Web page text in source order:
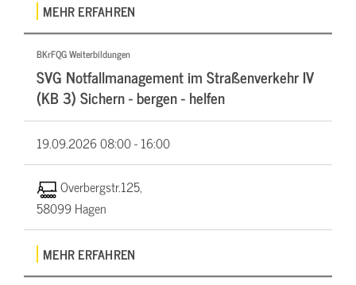
MEHR ERFAHREN
BKrFQG Weiterbildungen
SVG Notfallmanagement im Straßenverkehr IV
(KB 3) Sichern - bergen - helfen
19.09.202608:00 - 16:00
Overbergstr.125,
58099 Hagen
MEHR ERFAHREN